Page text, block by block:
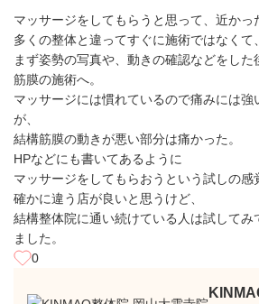
マッサージをしてもらうと思って、近かっ
多くの整体と違ってすぐに施術ではなくて、
まず姿勢の写真や、動きの確認などをした
筋膜の施術へ。
マッサージには慣れているので痛みには強
が、
結構筋膜の動きが悪い部分は痛かった。
HPなどにも書いてあるように
マッサージをしてもらおうという試しの感
確かに違う店が良いと思うけど、
結構整体院に通い続けている人は試してみ
ました。
0